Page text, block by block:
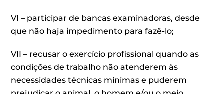
VI – participar de bancas examinadoras, desde
que não haja impedimento para fazê-lo;
VII – recusar o exercício profissional quando as
condições de trabalho não atenderem às
necessidades técnicas mínimas e puderem